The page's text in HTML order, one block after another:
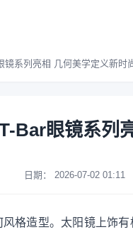
镜系列亮相 几何美学定义新时
Bar眼镜系列
日期： 2026-07-02 01:11
格造型。太阳镜上饰